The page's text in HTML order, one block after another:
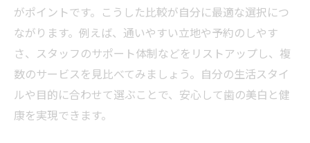
がポイントです。こうした比較が自分に最適な選択につ
ながります。例えば、通いやすい立地や予約のしやす
さ、スタッフのサポート体制などをリストアップし、複
数のサービスを見比べてみましょう。自分の生活スタイ
ルや目的に合わせて選ぶことで、安心して歯の美白と健
康を実現できます。